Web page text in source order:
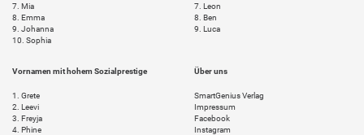
7. Mia
8. Emma
9. Johanna
10. Sophia
7. Leon
8. Ben
9. Luca
Vornamen mit hohem Sozialprestige
1.
Grete
2. Leevi
3. Freyja
4. Phine
Über uns
SmartGenius Verlag
Impressum
Facebook
Instagram